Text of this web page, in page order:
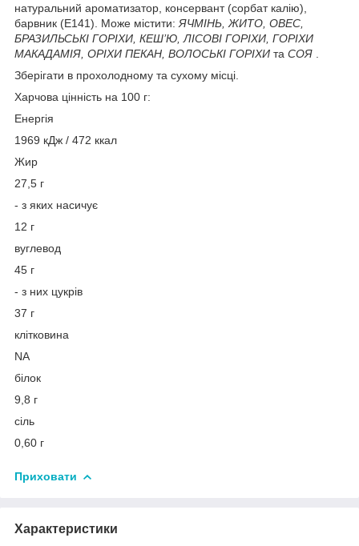
натуральний ароматизатор, консервант (сорбат калію),
барвник (E141). Може містити: ЯЧМІНЬ, ЖИТО, ОВЕС,
БРАЗИЛЬСЬКІ ГОРІХИ, КЕШ’Ю, ЛІСОВІ ГОРІХИ, ГОРІХИ
МАКАДАМІЯ, ОРІХИ ПЕКАН, ВОЛОСЬКІ ГОРІХИ та СОЯ
Зберігати в прохолодному та сухому місці.
Харчова цінність на 100 г:
Енергія
1969 кДж / 472 ккал
Жир
27,5 г
- з яких насичує
12 г
вуглевод
45 г
- з них цукрів
37 г
клітковина
NA
білок
9,8 г
сіль
0,60 г
Приховати
Характеристики